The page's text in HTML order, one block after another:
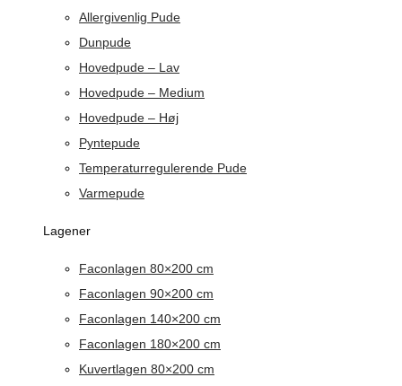
Allergivenlig Pude
Dunpude
Hovedpude – Lav
Hovedpude – Medium
Hovedpude – Høj
Pyntepude
Temperaturregulerende Pude
Varmepude
Lagener
Faconlagen 80×200 cm
Faconlagen 90×200 cm
Faconlagen 140×200 cm
Faconlagen 180×200 cm
Kuvertlagen 80×200 cm